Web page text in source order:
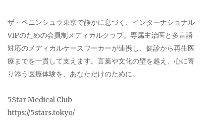
ザ・ペニンシュラ東京で静かに息づく、インターナショナル
VIPのための会員制メディカルクラブ。専属主治医と多言語
対応のメディカルケースワーカーが連携し、健診から再生医
療までを一貫して支えます。言葉や文化の壁を越え、心に寄
り添う医療体験を、あなただけのために。
5Star Medical Club
https://5stars.tokyo/